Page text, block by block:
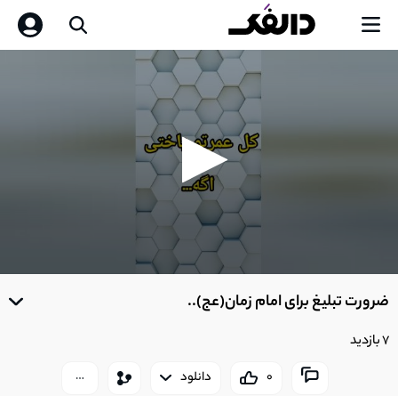
0
of ضرورت تبلیغ برای امام زمان(عج)..
7 بازدید
0 دانلود